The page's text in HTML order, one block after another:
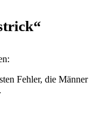
Fehler, die Männer